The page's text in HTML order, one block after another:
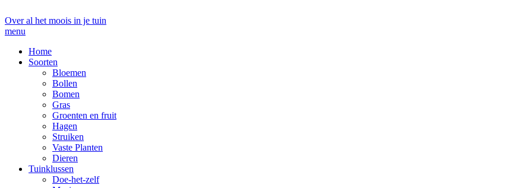
Over al het moois in je tuin
menu
Home
Soorten
Bloemen
Bollen
Bomen
Gras
Groenten en fruit
Hagen
Struiken
Vaste Planten
Dieren
Tuinklussen
Doe-het-zelf